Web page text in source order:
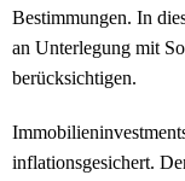
Bestimmungen. In
an Unterlegung mit
berücksichtigen.
inflationsgesichert.